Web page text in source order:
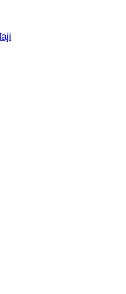
fotograf -